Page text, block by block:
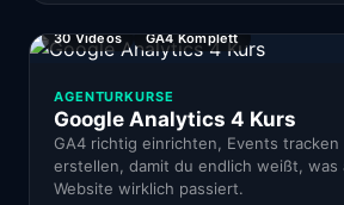
30 Videos GA4 Komplett
AGENTURKURSE
Google Analytics 4 Kurs
GA4 richtig einrichten, Events tracken
erstellen, damit du endlich weißt, was
Website wirklich passiert.